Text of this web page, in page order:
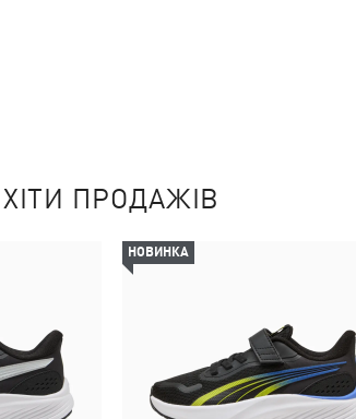
ХІТИ ПРОДАЖІВ
НОВИНКА